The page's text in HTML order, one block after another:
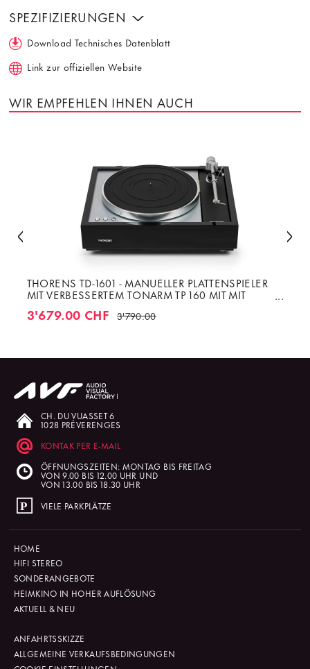
SPEZIFIZIERUNGEN
Download Technisches Datenblatt
Link zur offiziellen Website
WIR EMPFEHLEN IHNEN AUCH
THORENS TD-1601 - MANUELLER PLATTENSPIELER
MIT VERBESSERTEM TONARM TP 160 MIT MIT
3'679.00 CHF 3'790.00
CH. DU VUASSET 6
1028 PRÉVERENGES
KONTAK PER E-MAIL
ÖFFNUNGSZEITEN: MONTAG BIS FREITAG
VON 9.00 BIS 12.00 UHR UND
VON 13.00 BIS 18.30 UHR
VIELE PARKPLÄTZE
HOME
HIFI STEREO
SONDERANGEBOTE
HEIMKINO IN HOHER AUFLÖSUNG
AKTUELL & NEU
ANFAHRTSSKIZZE
ALLGEMEINE VERKAUFSBEDINGUNGEN